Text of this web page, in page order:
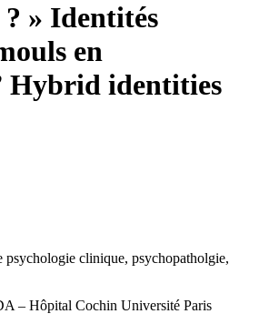
» Identités
en
Hybrid identities
psychologie clinique, psychopatholgie,
– Hôpital Cochin Université Paris